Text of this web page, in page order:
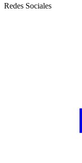
Redes Sociales